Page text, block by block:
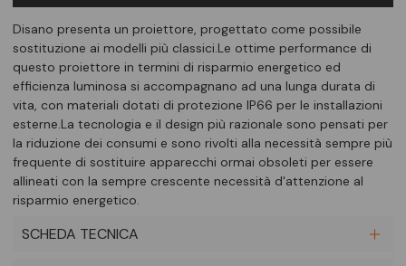
Disano presenta un proiettore, progettato come possibile
sostituzione ai modelli più classici.Le ottime performance di
questo proiettore in termini di risparmio energetico ed
efficienza luminosa si accompagnano ad una lunga durata di
vita, con materiali dotati di protezione IP66 per le installazioni
esterne.La tecnologia e il design più razionale sono pensati per
la riduzione dei consumi e sono rivolti alla necessità sempre più
frequente di sostituire apparecchi ormai obsoleti per essere
allineati con la sempre crescente necessità d'attenzione al
risparmio energetico.
SCHEDA TECNICA